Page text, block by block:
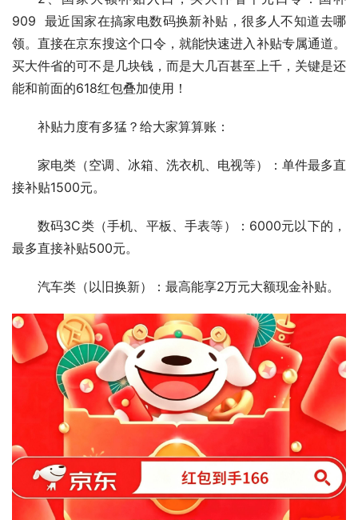
909 最近国家在搞家电数码换新补贴，很多人不知道去哪
领。直接在京东搜这个口令，就能快速进入补贴专属通道。
买大件省的可不是几块钱，而是大几百甚至上千，关键是还
能和前面的618红包叠加使用！
补贴力度有多猛？给大家算算账：
家电类（空调、冰箱、洗衣机、电视等）：单件最多直
接补贴1500元。
数码3C类（手机、平板、手表等）：6000元以下的，
最多直接补贴500元。
汽车类 （以旧换新）：最高能享2万元大额现金补贴。